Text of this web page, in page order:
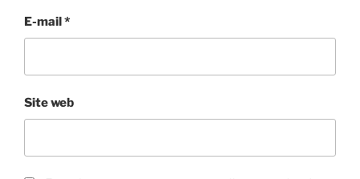
E-mail*
Site web